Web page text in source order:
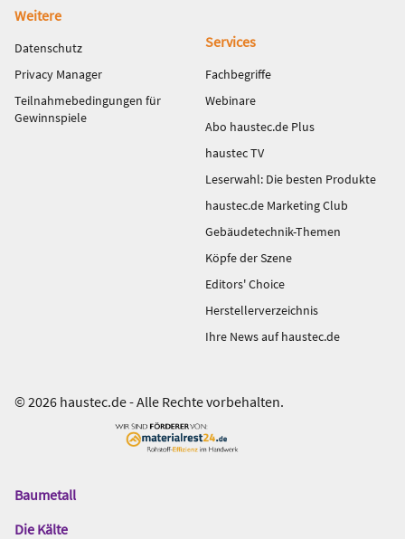
Weitere
Datenschutz
Privacy Manager
Teilnahmebedingungen für
Gewinnspiele
Services
Fachbegriffe
Webinare
Abo haustec.de Plus
haustec TV
Leserwahl: Die besten Produkte
haustec.de Marketing Club
Gebäudetechnik-Themen
Köpfe der Szene
Editors' Choice
Herstellerverzeichnis
Ihre News auf haustec.de
© 2026 haustec.de - Alle Rechte vorbehalten.
Das
Gentner
Baumetall
Die Kälte